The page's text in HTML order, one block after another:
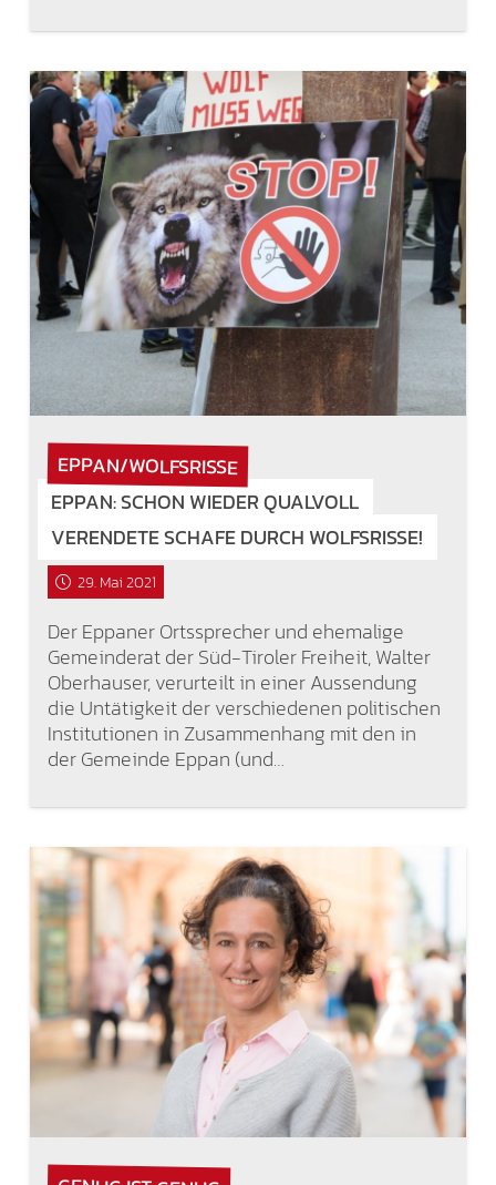
EPPAN/WOLFSRISSE
EPPAN: SCHON WIEDER QUALVOLL
VERENDETE SCHAFE DURCH WOLFSRISSE!
29. Mai 2021
Der Eppaner Ortssprecher und ehemalige
Gemeinderat der Süd-Tiroler Freiheit, Walter
Oberhauser, verurteilt in einer Aussendung
die Untätigkeit der verschiedenen politischen
Institutionen in Zusammenhang mit den in
der Gemeinde Eppan (und…